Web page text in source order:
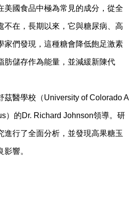
美國食品中極為常見的成分，從全
不在，長期以來，它與糖尿病、高
家們發現，這種糖會降低飽足激素
肪儲存作為能量，並減緩新陳代
茲醫學校（University of Colorado A
）的Dr. Richard Johnson領導。研
進行了全面分析，並發現高果糖玉
響。